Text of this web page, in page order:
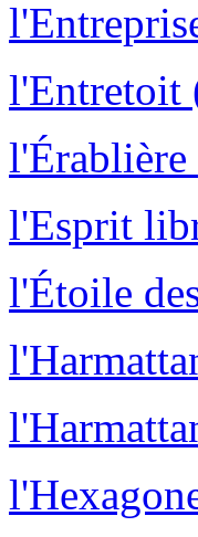
l'Entretoit
l'Érablière
l'Esprit
l'Étoile